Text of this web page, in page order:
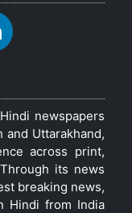
newspapers
and Uttarakhand,
across print,
its news
breaking news,
Hindi from India